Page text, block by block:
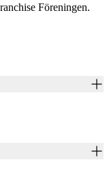
Föreningen.